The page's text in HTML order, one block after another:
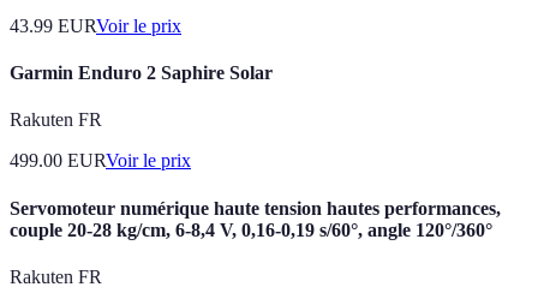
43.99 EURVoir le prix
Garmin Enduro 2 Saphire Solar
Rakuten FR
499.00 EURVoir le prix
Servomoteur numérique haute tension hautes performances,
couple 20-28 kg/cm, 6-8,4 V, 0,16-0,19 s/60°, angle 120°/360°
Rakuten FR